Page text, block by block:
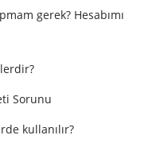
gerek? Hesabımı
Sorunu
kullanılır?